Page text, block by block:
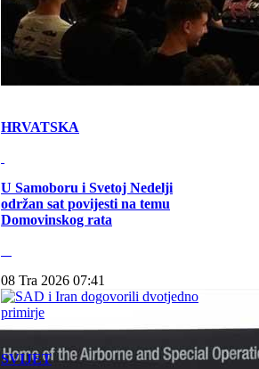
HRVATSKA
U Samoboru i Svetoj Nedelji
održan sat povijesti na temu
Domovinskog rata
08 Tra 2026 07:41
SVIJET